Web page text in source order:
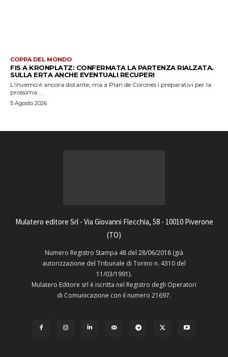
COPPA DEL MONDO
FIS A KRONPLATZ: CONFERMATA LA PARTENZA RIALZATA.
SULLA ERTA ANCHE EVENTUALI RECUPERI
L'inverno è ancora distante, ma a Plan de Corones i preparativi per la
prossima...
5 Agosto 2026
Mulatero editore Srl - Via Giovanni Flecchia, 58 - 10010 Piverone
(TO)
Numero Registro Stampa 48 del 28/06/2018 (già
autorizzazione del Tribunale di Torino n. 4310 del
11/03/1991).
Mulatero Editore srl è iscritta nel Registro degli Operatori
di Comunicazione con il numero 21697.